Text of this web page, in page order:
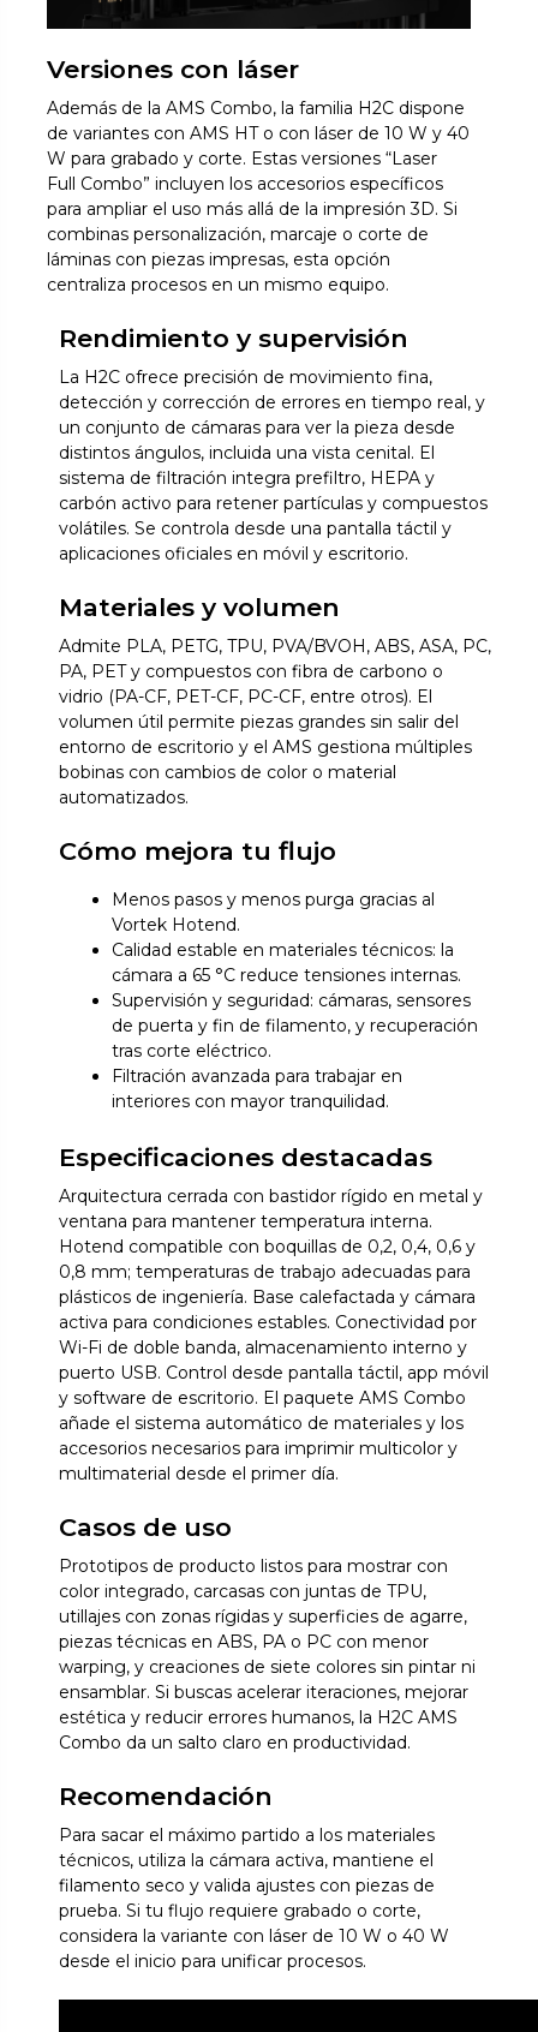
Versiones con láser
Además de la AMS Combo, la familia H2C dispone
de variantes con AMS HT o con láser de 10 W y 40
W para grabado y corte. Estas versiones “Laser
Full Combo” incluyen los accesorios específicos
para ampliar el uso más allá de la impresión 3D. Si
combinas personalización, marcaje o corte de
láminas con piezas impresas, esta opción
centraliza procesos en un mismo equipo.
Rendimiento y supervisión
La H2C ofrece precisión de movimiento fina,
detección y corrección de errores en tiempo real, y
un conjunto de cámaras para ver la pieza desde
distintos ángulos, incluida una vista cenital. El
sistema de filtración integra prefiltro, HEPA y
carbón activo para retener partículas y compuestos
volátiles. Se controla desde una pantalla táctil y
aplicaciones oficiales en móvil y escritorio.
Materiales y volumen
Admite PLA, PETG, TPU, PVA/BVOH, ABS, ASA, PC,
PA, PET y compuestos con fibra de carbono o
vidrio (PA-CF, PET-CF, PC-CF, entre otros). El
volumen útil permite piezas grandes sin salir del
entorno de escritorio y el AMS gestiona múltiples
bobinas con cambios de color o material
automatizados.
Cómo mejora tu flujo
Menos pasos y menos purga gracias al
Vortek Hotend.
Calidad estable en materiales técnicos: la
cámara a 65 °C reduce tensiones internas.
Supervisión y seguridad: cámaras, sensores
de puerta y fin de filamento, y recuperación
tras corte eléctrico.
Filtración avanzada para trabajar en
interiores con mayor tranquilidad.
Especificaciones destacadas
Arquitectura cerrada con bastidor rígido en metal y
ventana para mantener temperatura interna.
Hotend compatible con boquillas de 0,2, 0,4, 0,6 y
0,8 mm; temperaturas de trabajo adecuadas para
plásticos de ingeniería. Base calefactada y cámara
activa para condiciones estables. Conectividad por
Wi-Fi de doble banda, almacenamiento interno y
puerto USB. Control desde pantalla táctil, app móvil
y software de escritorio. El paquete AMS Combo
añade el sistema automático de materiales y los
accesorios necesarios para imprimir multicolor y
multimaterial desde el primer día.
Casos de uso
Prototipos de producto listos para mostrar con
color integrado, carcasas con juntas de TPU,
utillajes con zonas rígidas y superficies de agarre,
piezas técnicas en ABS, PA o PC con menor
warping, y creaciones de siete colores sin pintar ni
ensamblar. Si buscas acelerar iteraciones, mejorar
estética y reducir errores humanos, la H2C AMS
Combo da un salto claro en productividad.
Recomendación
Para sacar el máximo partido a los materiales
técnicos, utiliza la cámara activa, mantiene el
filamento seco y valida ajustes con piezas de
prueba. Si tu flujo requiere grabado o corte,
considera la variante con láser de 10 W o 40 W
desde el inicio para unificar procesos.